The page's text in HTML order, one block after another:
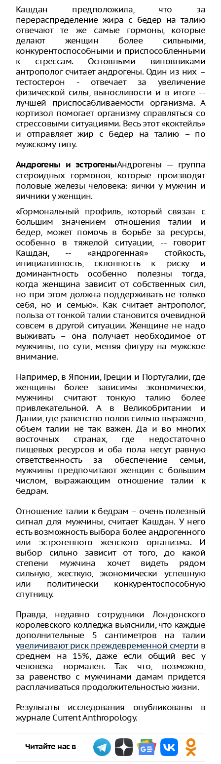
Кашдан предположила, что за
перераспределение жира с бедер на талию
отвечают те же самые гормоны, которые
делают женщин более сильными,
конкурентоспособными и приспособленными
к стрессам. Основными виновниками
антрополог считает андрогены. Один из них –
тестостерон - отвечает за увеличение
физической силы, выносливости и в итоге --
лучшей приспосабливаемости организма. А
кортизол помогает организму справляться со
стрессовыми ситуациями. Весь этот «коктейль»
и отправляет жир с бедер на талию – по
мужскому типу.
Андрогены и эстрогеныАндрогены — группа
стероидных гормонов, которые производят
половые железы человека: яички у мужчин и
яичники у женщин.
«Гормональный профиль, который связан с
большим значением отношения талии и
бедер, может помочь в борьбе за ресурсы,
особенно в тяжелой ситуации, -- говорит
Кашдан, -- «андрогенная» стойкость,
инициативность, склонность к риску и
доминантность особенно полезны тогда,
когда женщина зависит от собственных сил,
но при этом должна поддерживать не только
себя, но и семью». Как считает антрополог,
польза от тонкой талии становится очевидной
совсем в другой ситуации. Женщине не надо
выживать – она получает необходимое от
мужчины, по сути, меняя фигуру на мужское
внимание.
Например, в Японии, Греции и Португалии, где
женщины более зависимы экономически,
мужчины считают тонкую талию более
привлекательной. А в Великобритании и
Дании, где равенство полов сильно выражено,
объем талии не так важен. Да и во многих
восточных странах, где недостаточно
пищевых ресурсов и оба пола несут равную
ответственность за обеспечение семьи,
мужчины предпочитают женщин с большим
числом, выражающим отношение талии к
бедрам.
Отношение талии к бедрам – очень полезный
сигнал для мужчины, считает Кашдан. У него
есть возможность выбора более андрогенного
или эстрогенного женского организма. И
выбор сильно зависит от того, до какой
степени мужчина хочет видеть рядом
сильную, жесткую, экономически успешную
или политически конкурентоспособную
спутницу.
Правда, недавно сотрудники Лондонского
королевского колледжа выяснили, что каждые
дополнительные 5 сантиметров на талии
увеличивают риск преждевременной смерти в
среднем на 15%, даже если общий вес у
человека нормален. Так что, возможно,
за равенство с мужчинами дамам придется
расплачиваться продолжительностью жизни.
Результаты исследования опубликованы в
журнале Current Anthropology.
Читайте нас в